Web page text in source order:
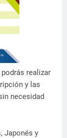
realizar
y las
necesidad
Japonés y